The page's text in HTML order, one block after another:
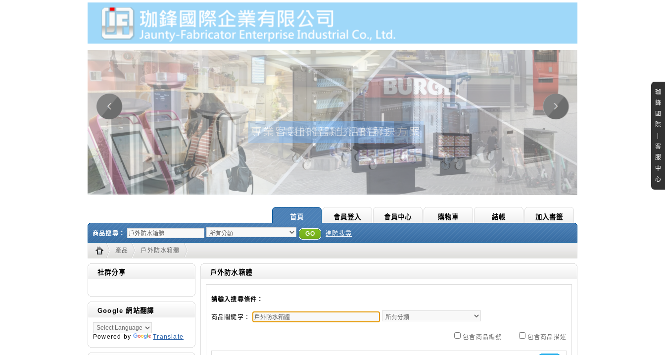
珈
鋒
國
際
客
服
中
心
首頁 會員登入 會員中心 購物車 結帳 加入書籤
商品搜尋： GO 進階搜尋
產品 戶外防水箱體
社群分享
Google 網站翻譯
Powered by Translate
戶外防水箱體
請輸入搜尋條件：
商品關鍵字：
包含商品編號 包含商品描述